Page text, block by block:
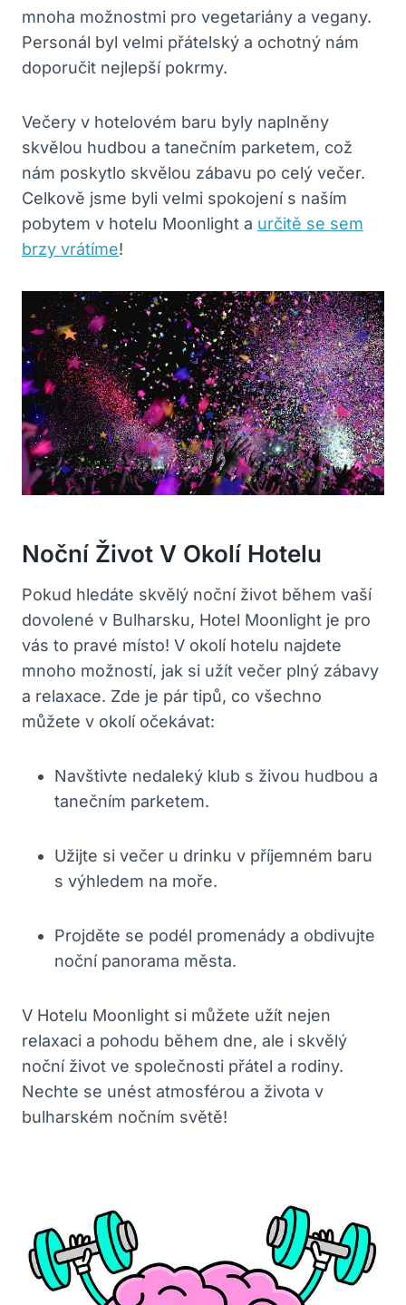
mnoha možnostmi pro vegetariány a vegany.
Personál byl velmi přátelský a ochotný nám
doporučit nejlepší pokrmy.
Večery v hotelovém baru byly naplněny
skvělou hudbou a tanečním parketem, což
nám poskytlo skvělou zábavu po celý večer.
Celkově jsme byli velmi spokojení s naším
pobytem v hotelu Moonlight a určitě se sem
brzy vrátíme!
Noční Život V Okolí Hotelu
Pokud hledáte skvělý noční život během vaší
dovolené v Bulharsku, Hotel Moonlight je pro
vás to pravé místo! V okolí hotelu najdete
mnoho možností, jak si užít večer plný zábavy
a relaxace. Zde je pár tipů, co všechno
můžete v okolí očekávat:
Navštivte nedaleký klub s živou hudbou a
tanečním parketem.
Užijte si večer u drinku v příjemném baru
s výhledem na moře.
Projděte se podél promenády a obdivujte
noční panorama města.
V Hotelu Moonlight si můžete užít nejen
relaxaci a pohodu během dne, ale i skvělý
noční život ve společnosti přátel a rodiny.
Nechte se unést atmosférou a života v
bulharském nočním světě!